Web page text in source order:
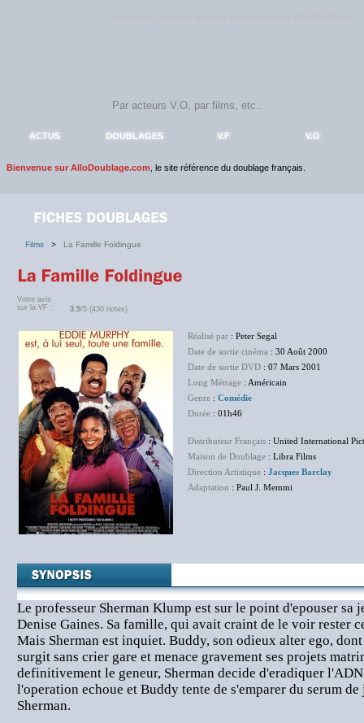
ACTUS DOUBLAGES V.F V.O
Bienvenue sur AlloDoublage.com , le site référence du doublage français.
Films > La Famille Foldingue
Votre avis
sur la VF :
3.5/5 (430 notes)
Réalisé par : Peter Segal
Date de sortie cinéma : 30 Août 2000
Date de sortie DVD : 07 Mars 2001
Long Métrage : Américain
Genre : Comédie
Durée : 01h46
Distributeur Français : United International
Maison de Doublage : Libra Films
Direction Artistique : Jacques Barclay
Adaptation : Paul J. Memmi
Le professeur Sherman Klump est sur le point d'epouser sa
Denise Gaines. Sa famille, qui avait craint de le voir rester
Mais Sherman est inquiet. Buddy, son odieux alter ego,
surgit sans crier gare et menace gravement ses projets
definitivement le geneur, Sherman decide d'eradiquer
l'operation echoue et Buddy tente de s'emparer du serum
Sherman.